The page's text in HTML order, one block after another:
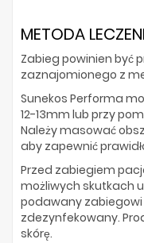
METODA
Zabieg powinien być
zaznajomionego z
Sunekos Performa
12-13mm lub przy
Należy masować
aby zapewnić
Przed zabiegiem
możliwych skutkach
podawany zabiegowi
zdezynfekowany.
skórę.